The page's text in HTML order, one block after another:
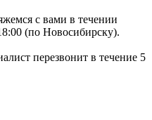
с вами в течении
(по Новосибирску).
перезвонит в течение 5